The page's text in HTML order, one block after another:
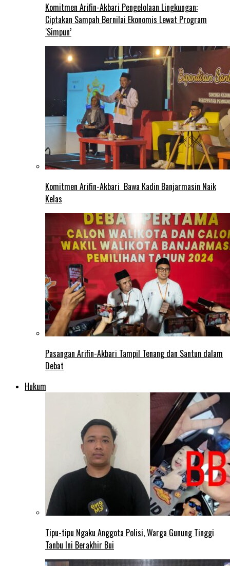
Komitmen Arifin-Akbari Pengelolaan Lingkungan:
Ciptakan Sampah Bernilai Ekonomis Lewat Program
‘Simpun’
Komitmen Arifin-Akbari Bawa Kadin Banjarmasin Naik
Kelas
Pasangan Arifin-Akbari Tampil Tenang dan Santun dalam
Debat
Hukum
Tipu-tipu Ngaku Anggota Polisi, Warga Gunung Tinggi
Tanbu Ini Berakhir Bui